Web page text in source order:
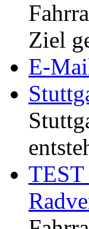
Ziel
E-
TEST